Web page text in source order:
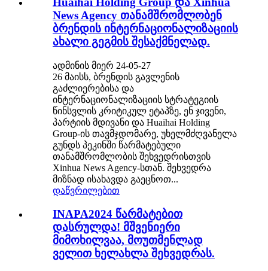
News Agency თანამშრომლობენ
ბრენდის ინტერნაციონალიზაციის
ახალი გეგმის შესაქმნელად.
ადმინის მიერ 24-05-27
26 მაისს, ბრენდის გავლენის
გაძლიერებისა და
ინტერნაციონალიზაციის სტრატეგიის
წინსვლის კრიტიკულ ეტაპზე, ენ ჯივენი,
პარტიის მდივანი და Huaihai Holding
Group-ის თავმჯდომარე, უხელმძღვანელა
გუნდს პეკინში წარმატებული
თანამშრომლობის შეხვედრისთვის
Xinhua News Agency-სთან. შეხვედრა
მიზნად ისახავდა გაეცნოთ...
დაწვრილებით
INAPA2024 წარმატებით
დასრულდა! მშვენიერი
მიმოხილვაა, მოუთმენლად
ველით ხელახლა შეხვედრას.